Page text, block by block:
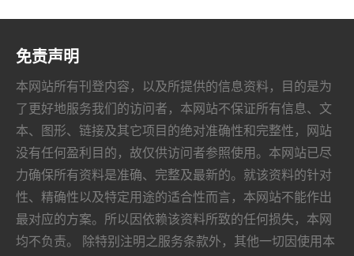
章
导
航
免责声明
本网站所有刊登内容，以及所提供的信息资料，目的是为
了更好地服务我们的访问者，本网站不保证所有信息、文
本、图形、链接及其它项目的绝对准确性和完整性，网站
没有任何盈利目的，故仅供访问者参照使用。本网站已尽
力确保所有资料是准确、完整及最新的。就该资料的针对
性、精确性以及特定用途的适合性而言，本网站不能作出
最对应的方案。所以因依赖该资料所致的任何损失，本网
均不负责。 除特别注明之服务条款外，其他一切因使用本